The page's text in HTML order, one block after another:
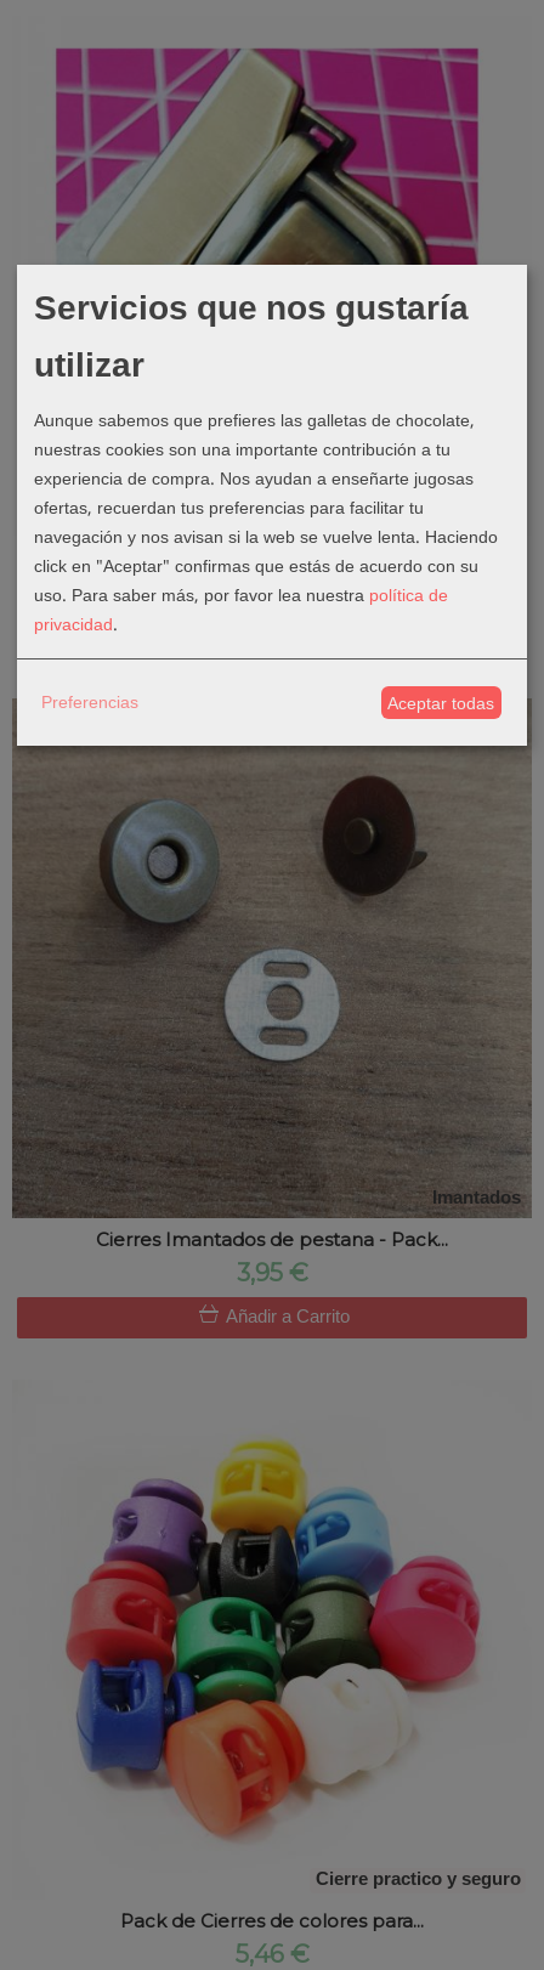
Cierre Bolso - Mochila - Oro Viejo
3,94 €
Imantados
Cierres Imantados de pestana - Pack...
3,95 €
Añadir a Carrito
Cierre practico y seguro
Pack de Cierres de colores para...
5,46 €
Servicios que nos gustaría
utilizar
Aunque sabemos que prefieres las galletas de chocolate,
nuestras cookies son una importante contribución a tu
experiencia de compra. Nos ayudan a enseñarte jugosas
ofertas, recuerdan tus preferencias para facilitar tu
navegación y nos avisan si la web se vuelve lenta. Haciendo
click en "Aceptar" confirmas que estás de acuerdo con su
uso. Para saber más, por favor lea nuestra política de
privacidad.
Preferencias Aceptar todas